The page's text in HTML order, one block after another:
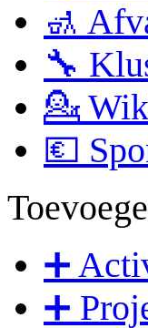
🚮
🔧
💁
💶
➕
➕